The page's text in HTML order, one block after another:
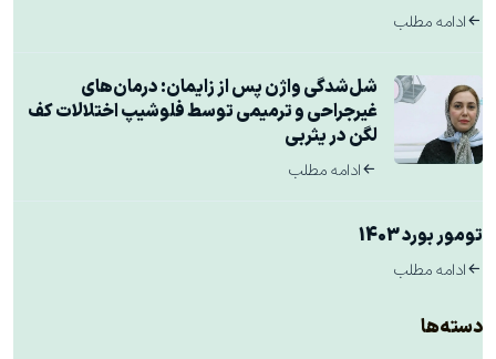
ادامه مطلب
شل‌شدگی واژن پس از زایمان: درمان‌های
غیرجراحی و ترمیمی توسط فلوشیپ اختلالات کف
لگن در یثربی
ادامه مطلب
تومور بورد 1403
ادامه مطلب
دسته‌ها